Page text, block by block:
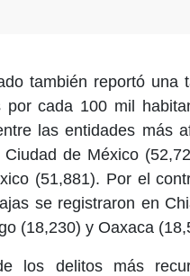
también reportó una
por cada 100 mil
las entidades más
de México
(51,881). Por el
se registraron en
(18,230) y Oaxaca
los delitos más